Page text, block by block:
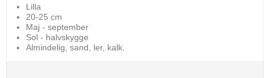
Lilla
20-25 cm
Maj - september
Sol - halvskygge
Almindelig, sand, ler, kalk.